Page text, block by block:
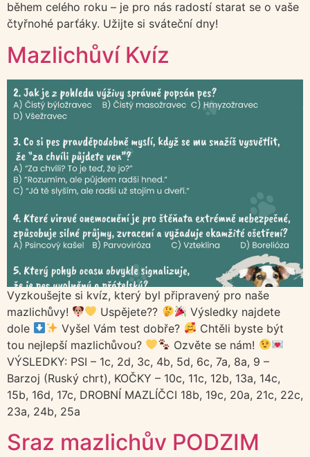
během celého roku – je pro nás radostí starat se o vaše
čtyřnohé parťáky. Užijte si sváteční dny!
Mazlichůví Kvíz
Vyzkoušejte si kvíz, který byl připravený pro naše
mazlichůvy!
Uspějete??
Výsledky najdete
dole
Vyšel Vám test dobře?
Chtěli byste být
tou nejlepší mazlichůvou?
Ozvěte se nám!
VÝSLEDKY: PSI – 1c, 2d, 3c, 4b, 5d, 6c, 7a, 8a, 9 –
Barzoj (Ruský chrt), KOČKY – 10c, 11c, 12b, 13a, 14c,
15b, 16d, 17c, DROBNÍ MAZLÍČCI 18b, 19c, 20a, 21c, 22c,
23a, 24b, 25a
Sraz mazlichův PODZIM